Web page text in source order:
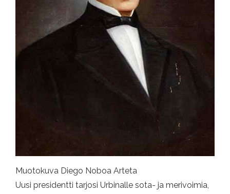
Muotokuva Diego Noboa Arteta
Uusi presidentti tarjosi Urbinalle sota- ja merivoimia,